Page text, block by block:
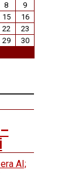
8
9
15
16
22
23
29
30
AI;